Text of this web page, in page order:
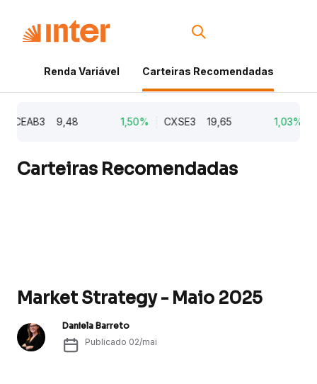
Renda Variável Carteiras Recomendadas
9,48 1,50% CXSE3 19,65 1,03%
Carteiras Recomendadas
Market Strategy - Maio 2025
Daniela Barreto
Publicado 02/mai